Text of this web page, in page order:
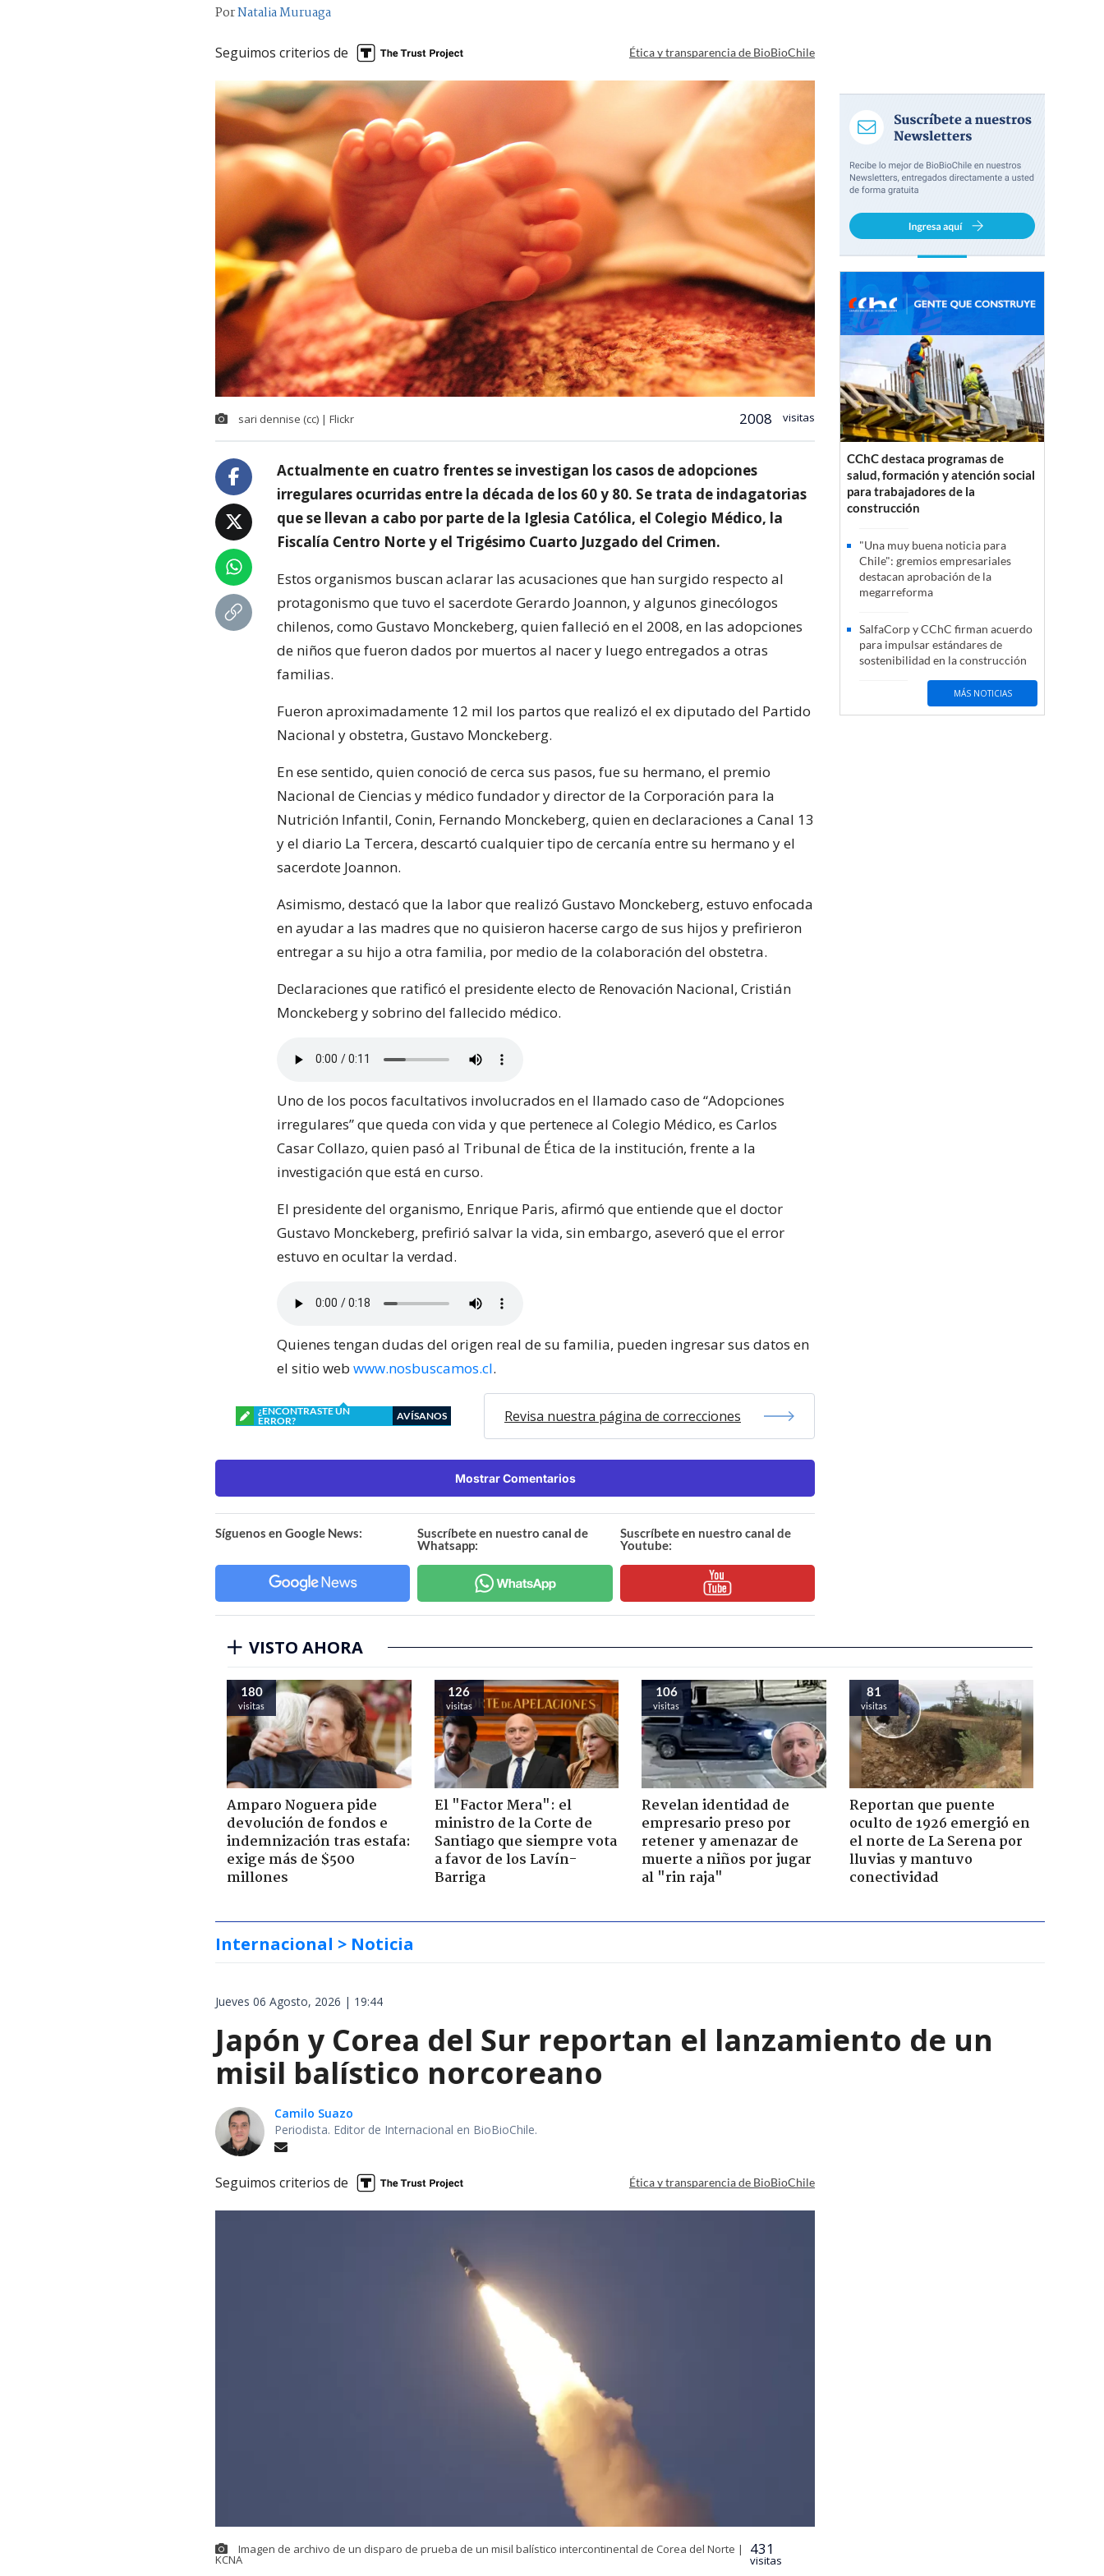
PorNatalia Muruaga
Seguimos criterios de Ética y transparencia de BioBioChile
sari dennise (cc) | Flickr 2008 visitas
Actualmente en cuatro frentes se investigan los casos de adopciones
irregulares ocurridas entre la década de los 60 y 80. Se trata de indagatorias
que se llevan a cabo por parte de la Iglesia Católica, el Colegio Médico, la
Fiscalía Centro Norte y el Trigésimo Cuarto Juzgado del Crimen.
Estos organismos buscan aclarar las acusaciones que han surgido respecto al
protagonismo que tuvo el sacerdote Gerardo Joannon, y algunos ginecólogos
chilenos, como Gustavo Monckeberg, quien falleció en el 2008, en las adopciones
de niños que fueron dados por muertos al nacer y luego entregados a otras
familias.
Fueron aproximadamente 12 mil los partos que realizó el ex diputado del Partido
Nacional y obstetra, Gustavo Monckeberg.
En ese sentido, quien conoció de cerca sus pasos, fue su hermano, el premio
Nacional de Ciencias y médico fundador y director de la Corporación para la
Nutrición Infantil, Conin, Fernando Monckeberg, quien en declaraciones a Canal 13
y el diario La Tercera, descartó cualquier tipo de cercanía entre su hermano y el
sacerdote Joannon.
Asimismo, destacó que la labor que realizó Gustavo Monckeberg, estuvo enfocada
en ayudar a las madres que no quisieron hacerse cargo de sus hijos y prefirieron
entregar a su hijo a otra familia, por medio de la colaboración del obstetra.
Declaraciones que ratificó el presidente electo de Renovación Nacional, Cristián
Monckeberg y sobrino del fallecido médico.
Uno de los pocos facultativos involucrados en el llamado caso de “Adopciones
irregulares” que queda con vida y que pertenece al Colegio Médico, es Carlos
Casar Collazo, quien pasó al Tribunal de Ética de la institución, frente a la
investigación que está en curso.
El presidente del organismo, Enrique Paris, afirmó que entiende que el doctor
Gustavo Monckeberg, prefirió salvar la vida, sin embargo, aseveró que el error
estuvo en ocultar la verdad.
Quienes tengan dudas del origen real de su familia, pueden ingresar sus datos en
el sitio web www.nosbuscamos.cl.
¿ENCONTRASTE UN
ERROR?
AVÍSANOS Revisa nuestra página de correcciones
Mostrar Comentarios
Síguenos en Google News:
Suscríbete en nuestro canal de
Whatsapp:
Suscríbete en nuestro canal de
Youtube:
CChC destaca programas de
salud, formación y atención social
para trabajadores de la
construcción
"Una muy buena noticia para
Chile": gremios empresariales
destacan aprobación de la
megarreforma
SalfaCorp y CChC firman acuerdo
para impulsar estándares de
sostenibilidad en la construcción
MÁS NOTICIAS
VISTO AHORA
180
visitas
Amparo Noguera pide
devolución de fondos e
indemnización tras estafa:
exige más de $500
millones
126
visitas
El "Factor Mera": el
ministro de la Corte de
Santiago que siempre vota
a favor de los Lavín-
Barriga
106
visitas
Revelan identidad de
empresario preso por
retener y amenazar de
muerte a niños por jugar
al "rin raja"
81
visitas
Reportan que puente
oculto de 1926 emergió en
el norte de La Serena por
lluvias y mantuvo
conectividad
Internacional > Noticia
Jueves 06 Agosto, 2026 | 19:44
Japón y Corea del Sur reportan el lanzamiento de un
misil balístico norcoreano
Camilo Suazo
Periodista. Editor de Internacional en BioBioChile.
Seguimos criterios de Ética y transparencia de BioBioChile
Imagen de archivo de un disparo de prueba de un misil balístico intercontinental de Corea del Norte |
KCNA
431
visitas